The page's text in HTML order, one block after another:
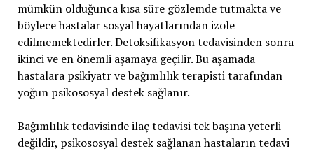
mümkün olduğunca kısa süre gözlemde tutmakta ve
böylece hastalar sosyal hayatlarından izole
edilmemektedirler. Detoksifikasyon tedavisinden sonra
ikinci ve en önemli aşamaya geçilir. Bu aşamada
hastalara psikiyatr ve bağımlılık terapisti tarafından
yoğun psikososyal destek sağlanır.
Bağımlılık tedavisinde ilaç tedavisi tek başına yeterli
değildir, psikososyal destek sağlanan hastaların tedavi